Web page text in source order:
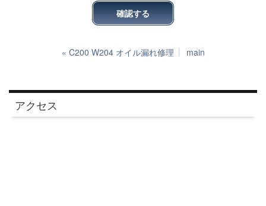
« C200 W204 オイル漏れ修理 main
アクセス